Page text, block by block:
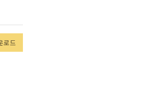
로드